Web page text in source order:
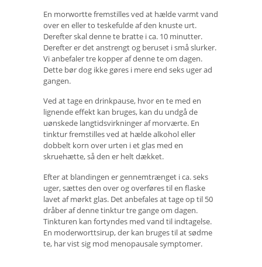
En morwortte fremstilles ved at hælde varmt vand
over en eller to teskefulde af den knuste urt.
Derefter skal denne te bratte i ca. 10 minutter.
Derefter er det anstrengt og beruset i små slurker.
Vi anbefaler tre kopper af denne te om dagen.
Dette bør dog ikke gøres i mere end seks uger ad
gangen.
Ved at tage en drinkpause, hvor en te med en
lignende effekt kan bruges, kan du undgå de
uønskede langtidsvirkninger af morværte. En
tinktur fremstilles ved at hælde alkohol eller
dobbelt korn over urten i et glas med en
skruehætte, så den er helt dækket.
Efter at blandingen er gennemtrænget i ca. seks
uger, sættes den over og overføres til en flaske
lavet af mørkt glas. Det anbefales at tage op til 50
dråber af denne tinktur tre gange om dagen.
Tinkturen kan fortyndes med vand til indtagelse.
En moderworttsirup, der kan bruges til at sødme
te, har vist sig mod menopausale symptomer.